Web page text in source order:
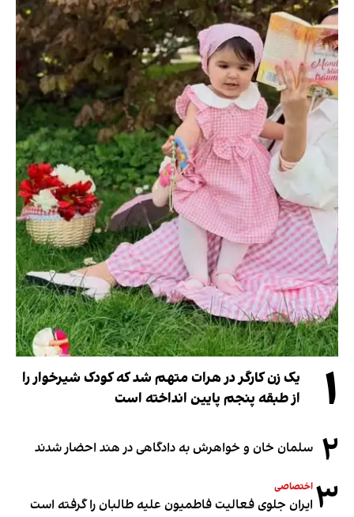
۱
یک زن کارگر در هرات متهم شد که کودک شیرخوار را
از طبقه پنجم پایین انداخته است
۲ سلمان خان و خواهرش به دادگاهی در هند احضار شدند
۳ اختصاصی
ایران جلوی فعالیت فاطمیون علیه طالبان را گرفته است